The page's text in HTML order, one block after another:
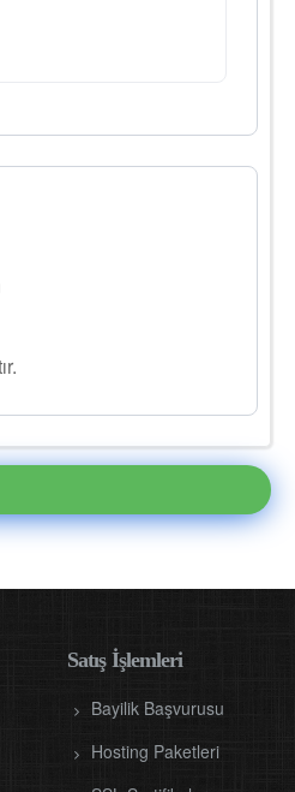
Satış İşlemleri
Bayilik Başvurusu
Hosting Paketleri